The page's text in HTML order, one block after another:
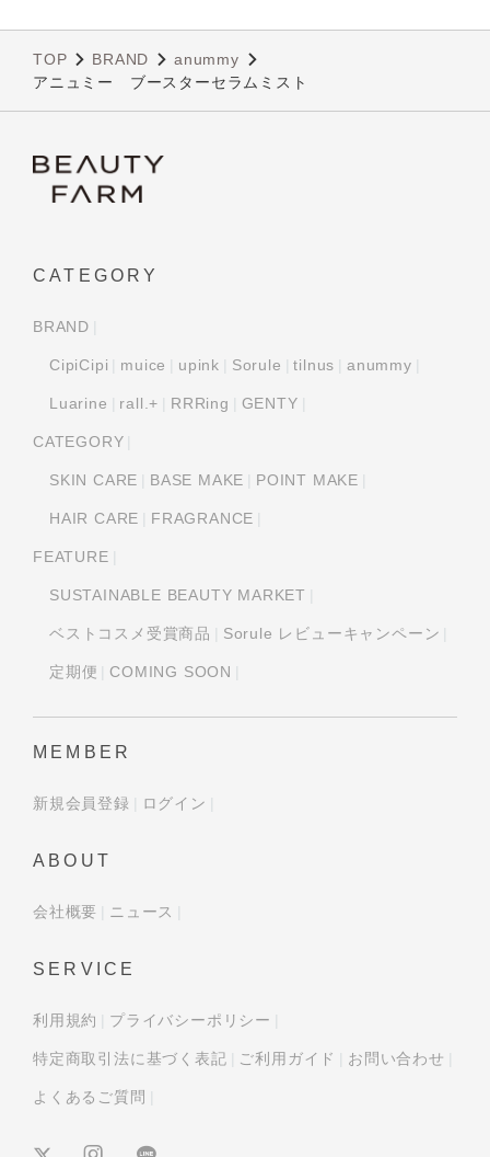
TOP BRAND
anummy
アニュミー ブースターセラムミスト
CATEGORY
BRAND
CipiCipi muice upink Sorule tilnus anummy
Luarine rall.+ RRRing GENTY
CATEGORY
SKIN CARE BASE MAKE POINT MAKE
HAIR CARE FRAGRANCE
FEATURE
SUSTAINABLE BEAUTY MARKET
ベストコスメ受賞商品 Sorule レビューキャンペーン
定期便 COMING SOON
MEMBER
新規会員登録 ログイン
ABOUT
会社概要 ニュース
SERVICE
利用規約 プライバシーポリシー
特定商取引法に基づく表記 ご利用ガイド お問い合わせ
よくあるご質問